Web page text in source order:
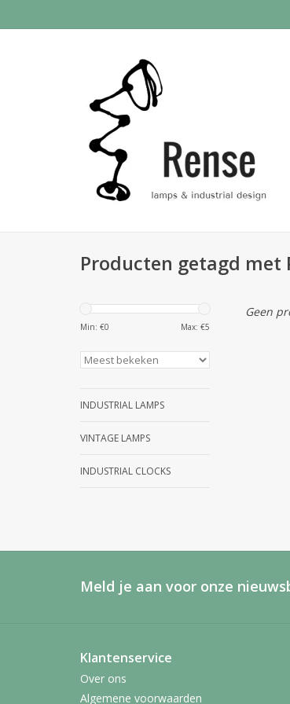
Producten getagd
Min: €0 Max: €5
INDUSTRIAL LAMPS
VINTAGE LAMPS
INDUSTRIAL CLOCKS
Geen
Meld je aan voor onze
Klantenservice
Over ons
Algemene voorwaarden